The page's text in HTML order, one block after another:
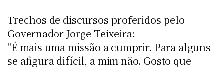
Trechos de discursos proferidos pelo
Governador Jorge Teixeira:
"É mais uma missão a cumprir. Para alguns
se afigura difícil, a mim não. Gosto que